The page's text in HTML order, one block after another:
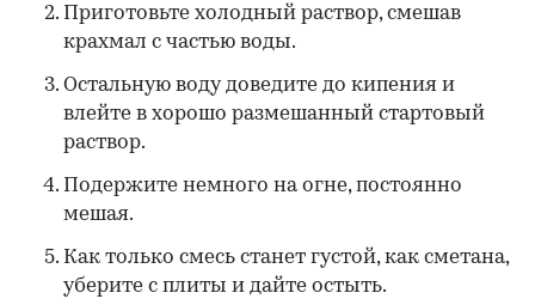
Приготовьте холодный раствор, смешав
крахмал с частью воды.
Остальную воду доведите до кипения и
влейте в хорошо размешанный стартовый
раствор.
Подержите немного на огне, постоянно
мешая.
Как только смесь станет густой, как сметана,
уберите с плиты и дайте остыть.